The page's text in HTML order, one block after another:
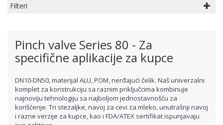
Filteri
Pinch valve Series 80 - Za
specifične aplikacije za kupce
DN10-DN50, materijal ALU, POM, nerđajući čelik. Naš univerzalni
komplet za konstrukciju sa raznim priključcima kombinuje
najnoviju tehnologiju sa najboljom jednostavnošću za
korišćenje. Tri stezaljke, navoj za cevi za mleko, unutrašnji navoj
i razne verzije za kupce, kao i FDA/ATEX sertifikat ispunjavaju